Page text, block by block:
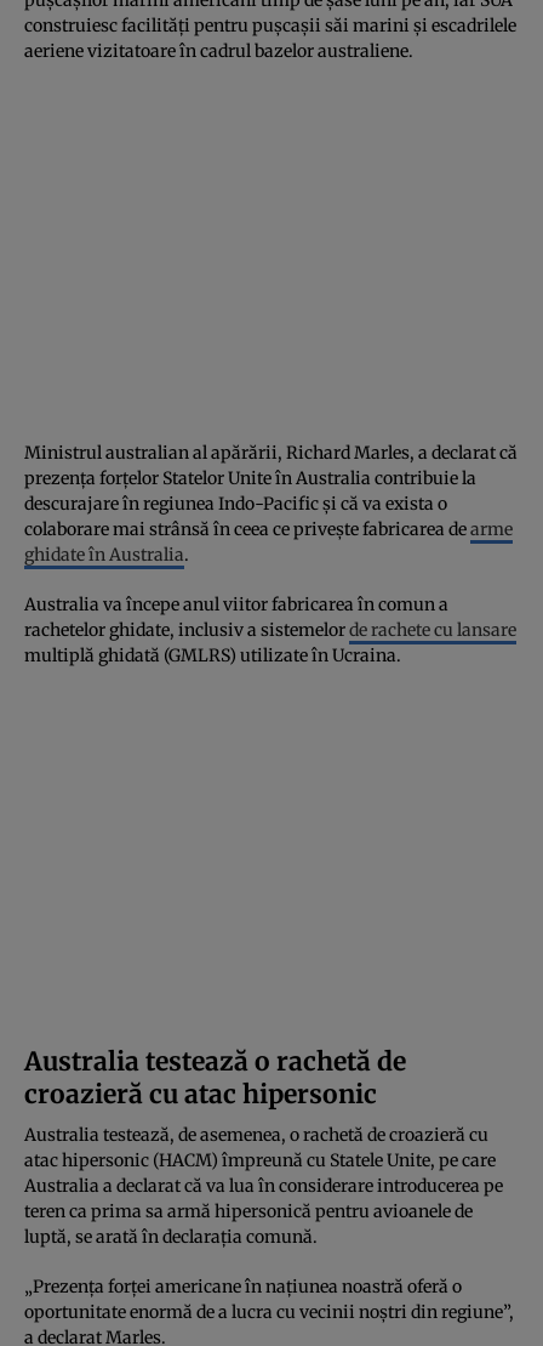
construiesc facilități pentru pușcașii săi marini și escadrilele
aeriene vizitatoare în cadrul bazelor australiene.
Ministrul australian al apărării, Richard Marles, a declarat că
prezența forțelor Statelor Unite în Australia contribuie la
descurajare în regiunea Indo-Pacific și că va exista o
colaborare mai strânsă în ceea ce privește fabricarea dearme
ghidate în Australia.
Australia va începe anul viitor fabricarea în comun a
rachetelor ghidate, inclusiv a sistemelorde rachete cu lansare
multiplă ghidată (GMLRS) utilizate în Ucraina.
Australia testează o rachetă de
croazieră cu atac hipersonic
Australia testează, de asemenea, o rachetă de croazieră cu
atac hipersonic (HACM) împreună cu Statele Unite, pe care
Australia a declarat că va lua în considerare introducerea pe
teren ca prima sa armă hipersonică pentru avioanele de
luptă, se arată în declarația comună.
„Prezența forței americane în națiunea noastră oferă o
oportunitate enormă de a lucra cu vecinii noștri din regiune”,
a declarat Marles.